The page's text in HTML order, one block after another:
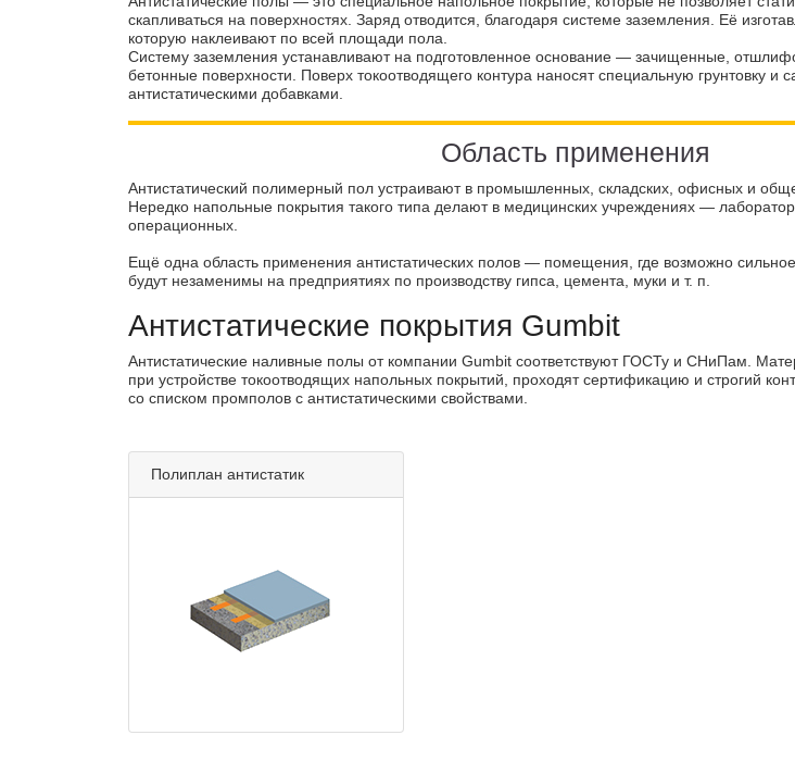
скапливаться на поверхностях. Заряд отводится, благодаря системе заземления. Её
которую наклеивают по всей площади пола.
Систему заземления устанавливают на подготовленное основание — зачищенные,
бетонные поверхности. Поверх токоотводящего контура наносят специальную грунтовку
антистатическими добавками.
Область применения
Антистатический полимерный пол устраивают в промышленных, складских, офисных и
Нередко напольные покрытия такого типа делают в медицинских учреждениях —
операционных.
Ещё одна область применения антистатических полов — помещения, где возможно
будут незаменимы на предприятиях по производству гипса, цемента, муки и т. п.
Антистатические покрытия Gumbit
Антистатические наливные полы от компании Gumbit соответствуют ГОСТу и СНиПам.
при устройстве токоотводящих напольных покрытий, проходят сертификацию и строгий
со списком промполов с антистатическими свойствами.
Полиплан антистатик